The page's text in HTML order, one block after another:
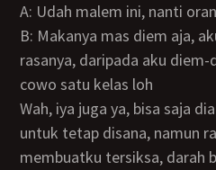
A: Udah malem ini, nanti
B: Makanya mas diem aja, aku cuman pengen tahu
rasanya, daripada aku
cowo satu kelas loh
Wah, iya juga ya, bisa saja dia menarik simpatiku
untuk tetap disana, namun
membuatku tersiksa, darah